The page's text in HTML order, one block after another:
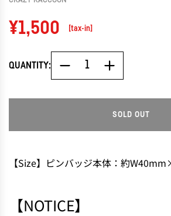
Regular
price
¥1,500 [tax-in]
QUANTITY:
SOLD OUT
O
D
【Size】ピンバッジ本体：約
【NOTICE】